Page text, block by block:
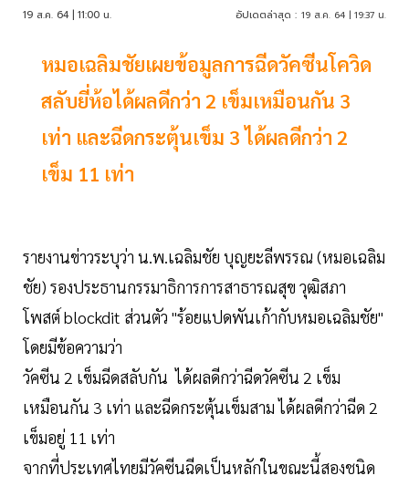
19 ส.ค. 64 | 11:00 น. อัปเดตล่าสุด : 19 ส.ค. 64 | 19:37 น.
หมอเฉลิมชัยเผยข้อมูลการฉีดวัคซีนโควิด
สลับยี่ห้อได้ผลดีกว่า 2 เข็มเหมือนกัน 3
เท่า และฉีดกระตุ้นเข็ม 3 ได้ผลดีกว่า 2
เข็ม 11 เท่า
รายงานข่าวระบุว่า น.พ.เฉลิมชัย บุญยะลีพรรณ (หมอเฉลิม
ชัย) รองประธานกรรมาธิการการสาธารณสุข วุฒิสภา
โพสต์ blockdit ส่วนตัว "ร้อยแปดพันเก้ากับหมอเฉลิมชัย"
โดยมีข้อความว่า
วัคซีน 2 เข็มฉีดสลับกัน ได้ผลดีกว่าฉีดวัคซีน 2 เข็ม
เหมือนกัน 3 เท่า และฉีดกระตุ้นเข็มสาม ได้ผลดีกว่าฉีด 2
เข็มอยู่ 11 เท่า
จากที่ประเทศไทยมีวัคซีนฉีดเป็นหลักในขณะนี้สองชนิด